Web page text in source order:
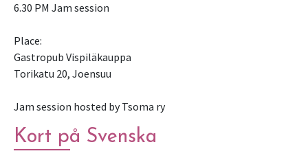
6.30 PM Jam session
Place:
Gastropub Vispiläkauppa
Torikatu 20, Joensuu
Jam session hosted by Tsoma ry
Kort på Svenska